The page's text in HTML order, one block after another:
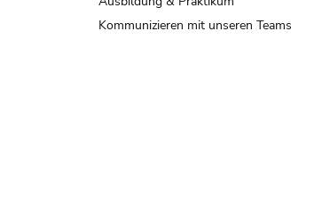
Kommunizieren mit unseren Teams